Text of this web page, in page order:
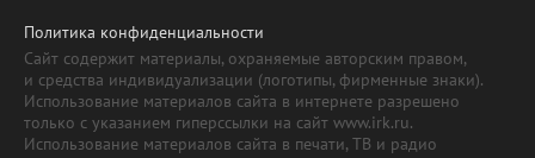
Политика конфиденциальности
Сайт содержит материалы, охраняемые авторским правом,
и средства индивидуализации (логотипы, фирменные знаки).
Использование материалов сайта в интернете разрешено
только с указанием гиперссылки на сайт www.irk.ru.
Использование материалов сайта в печати, ТВ и радио